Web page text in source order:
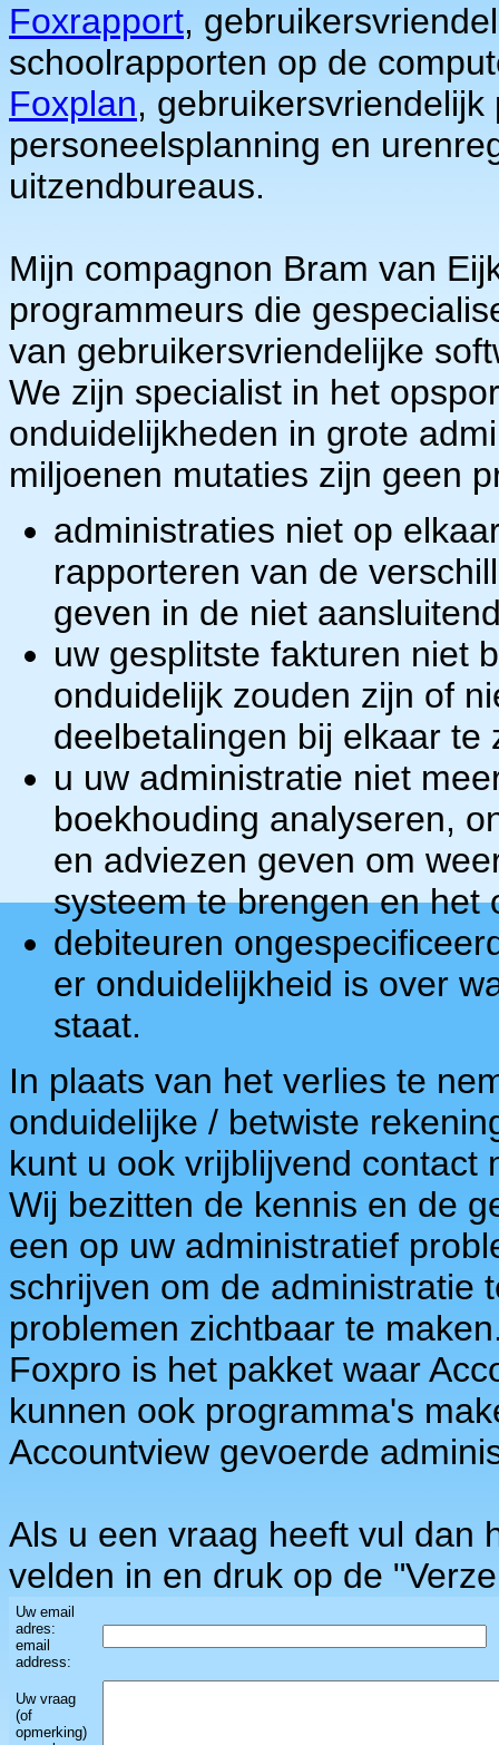
Foxrapport,
schoolrapporten op de
Foxplan, gebruikersvriendelijk
personeelsplanning en
uitzendbureaus.
Mijn compagnon Bram van
programmeurs die
van gebruikersvriendelijke
We zijn specialist in het
onduidelijkheden in grote
miljoenen mutaties zijn geen
administraties niet op
rapporteren van de
geven in de niet
uw gesplitste fakturen niet
onduidelijk zouden zijn of
deelbetalingen bij elkaar te
u uw administratie niet
boekhouding analyseren,
en adviezen geven om
systeem te brengen en het
debiteuren
er onduidelijkheid is over
staat.
In plaats van het verlies te
onduidelijke / betwiste
kunt u ook vrijblijvend contact
Wij bezitten de kennis en de
een op uw administratief
schrijven om de administratie
problemen zichtbaar te
Foxpro is het pakket waar
kunnen ook programma's
Accountview gevoerde
Als u een vraag heeft vul dan
velden in en druk op de
Uw email
adres:
email
address:
Uw vraag
(of
opmerking)